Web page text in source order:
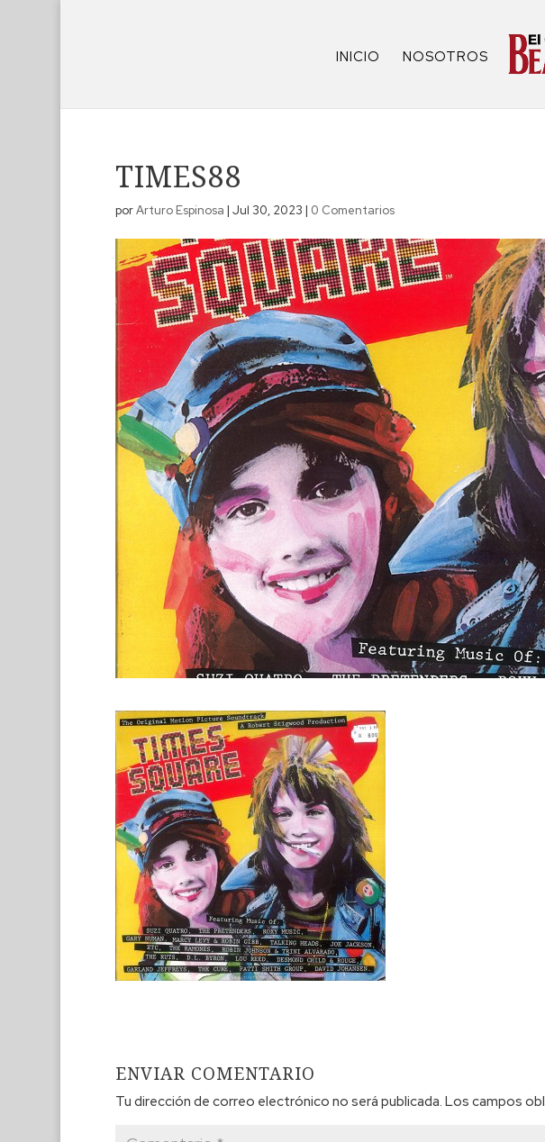
INICIO NOSOTROS
TIMES88
porArturo Espinosa | Jul 30, 2023 | 0 Comentarios
ENVIAR COMENTARIO
Tu dirección de correo electrónico no será publicada. Los campos